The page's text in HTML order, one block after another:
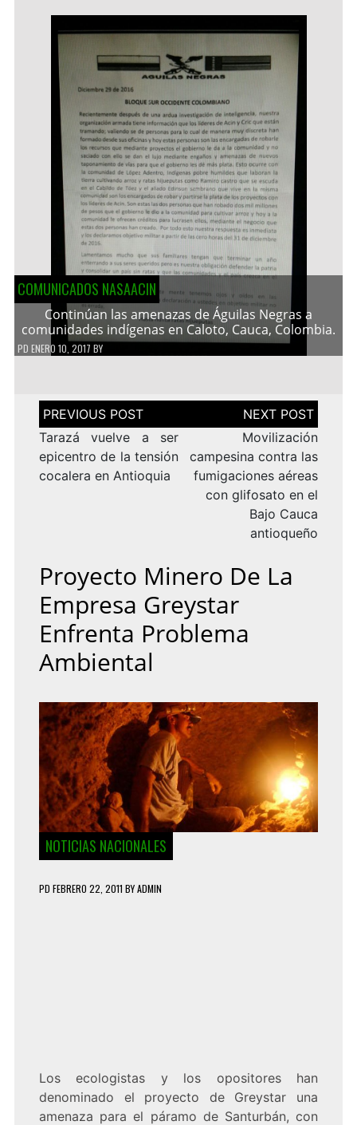
COMUNICADOS NASAACIN
Continúan las amenazas de Águilas Negras a
comunidades indígenas en Caloto, Cauca, Colombia.
PD ENERO 10, 2017 BY
Navegación
de
entradas
Tarazá vuelve a ser
epicentro de la tensión
cocalera en Antioquia
Movilización
campesina contra las
fumigaciones aéreas
con glifosato en el
Bajo Cauca
antioqueño
Proyecto Minero De La
Empresa Greystar
Enfrenta Problema
Ambiental
NOTICIAS NACIONALES
PD FEBRERO 22, 2011 BYADMIN
Los ecologistas y los opositores han
denominado el proyecto de Greystar una
amenaza para el páramo de Santurbán, con